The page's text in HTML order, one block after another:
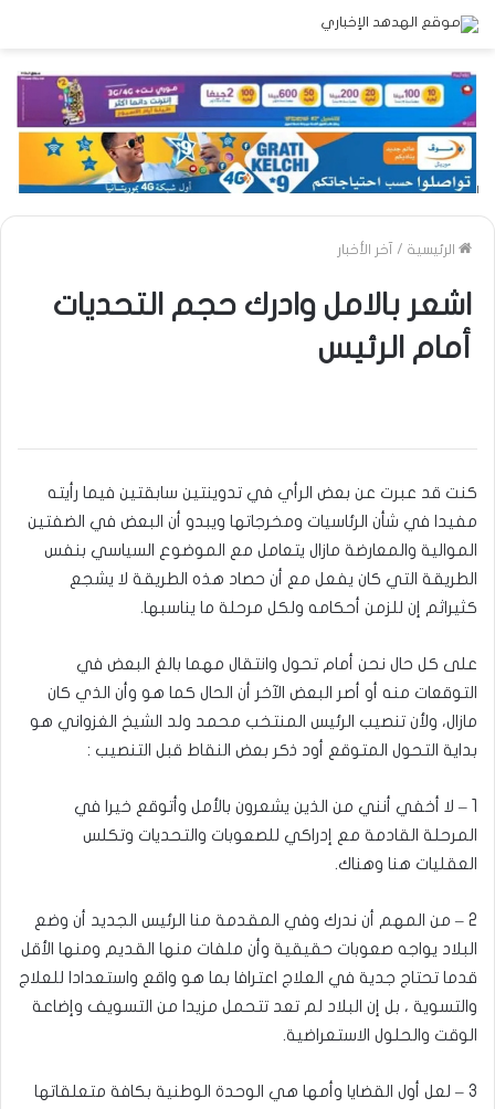
الرئيسية / آخر الأخبار
اشعر بالامل وادرك حجم التحديات
أمام الرئيس
كنت قد عبرت عن بعض الرأي في تدوينتين سابقتين فيما رأيته
مفيدا في شأن الرئاسيات ومخرجاتها ويبدو أن البعض في الضفتين
الموالية والمعارضة مازال يتعامل مع الموضوع السياسي بنفس
الطريقة التي كان يفعل مع أن حصاد هذه الطريقة لا يشجع
كثيراثم إن للزمن أحكامه ولكل مرحلة ما يناسبها.
على كل حال نحن أمام تحول وانتقال مهما بالغ البعض في
التوقعات منه أو أصر البعض الآخر أن الحال كما هو وأن الذي كان
مازال، ولأن تنصيب الرئيس المنتخب محمد ولد الشيخ الغزواني هو
بداية التحول المتوقع أود ذكر بعض النقاط قبل التنصيب :
1 – لا أخفي أنني من الذين يشعرون بالأمل وأتوقع خيرا في
المرحلة القادمة مع إدراكي للصعوبات والتحديات وتكلس
العقليات هنا وهناك.
2 – من المهم أن ندرك وفي المقدمة منا الرئيس الجديد أن وضع
البلاد يواجه صعوبات حقيقية وأن ملفات منها القديم ومنها الأقل
قدما تحتاج جدية في العلاج اعترافا بما هو واقع واستعدادا للعلاج
والتسوية ، بل إن البلاد لم تعد تتحمل مزيدا من التسويف وإضاعة
الوقت والحلول الاستعراضية.
3 – لعل أول القضايا وأمها هي الوحدة الوطنية بكافة متعلقاتها